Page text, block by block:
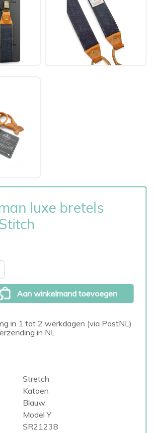
luxe bretels
Aan winkelmand toevoegen
in 1 tot 2 werkdagen (via PostNL)
in NL
Stretch
Katoen
Blauw
Model Y
SR21238